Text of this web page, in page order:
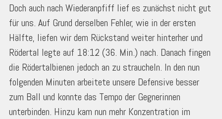
Doch auch nach Wiederanpfiff lief es zunächst nicht gut
für uns. Auf Grund derselben Fehler, wie in der ersten
Hälfte, liefen wir dem Rückstand weiter hinterher und
Rödertal legte auf 18:12 (36. Min.) nach. Danach fingen
die Rödertalbienen jedoch an zu straucheln. In den nun
folgenden Minuten arbeitete unsere Defensive besser
zum Ball und konnte das Tempo der Gegnerinnen
unterbinden. Hinzu kam nun mehr Konzentration im